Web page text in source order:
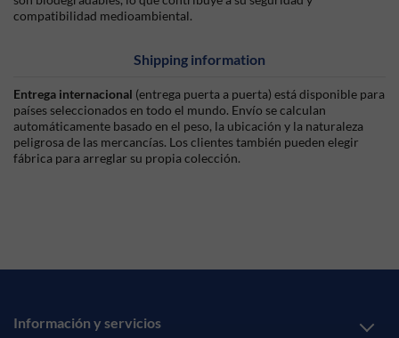
compatibilidad medioambiental.
Shipping information
Entrega internacional (entrega puerta a puerta) está disponible para
países seleccionados en todo el mundo. Envío se calculan
automáticamente basado en el peso, la ubicación y la naturaleza
peligrosa de las mercancías. Los clientes también pueden elegir
fábrica para arreglar su propia colección.
Información y servicios